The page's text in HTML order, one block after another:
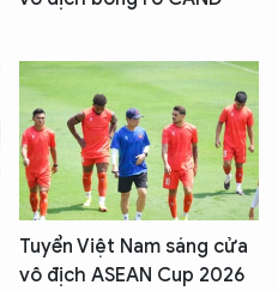
Tuyển Việt Nam sáng cửa
vô địch ASEAN Cup 2026